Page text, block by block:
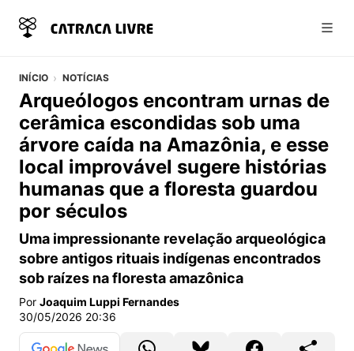
INÍCIO NOTÍCIAS
Arqueólogos encontram urnas de
cerâmica escondidas sob uma
árvore caída na Amazônia, e esse
local improvável sugere histórias
humanas que a floresta guardou
por séculos
Uma impressionante revelação arqueológica
sobre antigos rituais indígenas encontrados
sob raízes na floresta amazônica
Por Joaquim Luppi Fernandes
30/05/2026 20:36